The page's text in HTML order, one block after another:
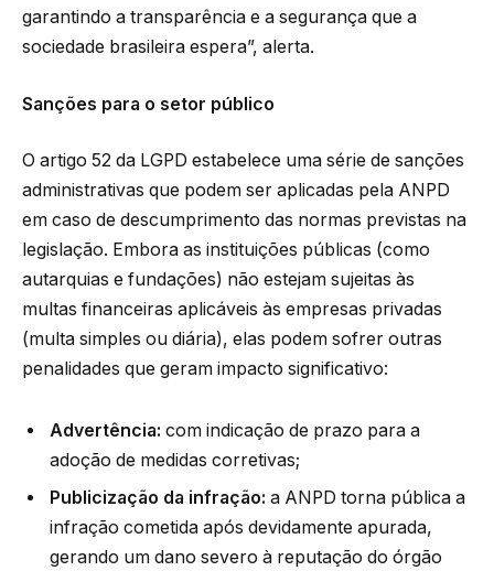
garantindo a transparência e a segurança que a
sociedade brasileira espera”, alerta.
Sanções para o setor público
O artigo 52 da LGPD estabelece uma série de sanções
administrativas que podem ser aplicadas pela ANPD
em caso de descumprimento das normas previstas na
legislação. Embora as instituições públicas (como
autarquias e fundações) não estejam sujeitas às
multas financeiras aplicáveis às empresas privadas
(multa simples ou diária), elas podem sofrer outras
penalidades que geram impacto significativo:
Advertência: com indicação de prazo para a
adoção de medidas corretivas;
Publicização da infração: a ANPD torna pública a
infração cometida após devidamente apurada,
gerando um dano severo à reputação do órgão